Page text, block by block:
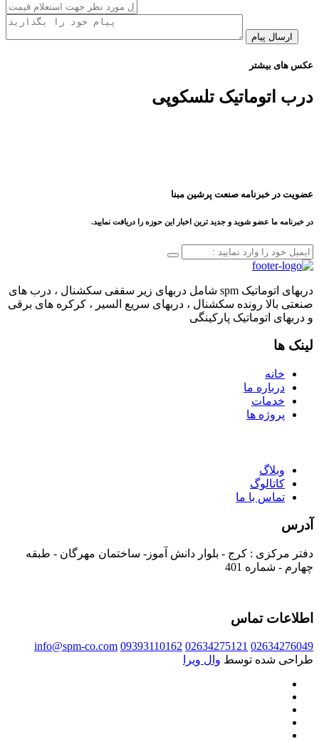
ارسال پیام
عکس های بیشتر
درب اتوماتیک تلسکوپی
عضویت در خبرنامه صنعت پرشین مبنا
در خبرنامه ما عضو شوید و جدید ترین اخبار این حوزه را دریافت نمایید.
دربهای اتوماتیک spm شامل دربهای زیر سقفی سکشنال ، درب های
صنعتی بالا رونده سکشنال ، دربهای سریع السیر ، کرکره های برقی
و دربهای اتوماتیک پارکینگی
لینک ها
خانه
درباره ما
خدمات
پروژه ها
وبلاگ
کاتالوگ
تماس با ما
آدرس
دفتر مرکزی : کرج - بلوار دانش آموز- ساختمان مهرگان - طبقه
چهارم - شماره 401
اطلاعات تماس
02634276049
02634275121
09393110162
info@spm-co.com
طراحی شده توسط وال ویرا